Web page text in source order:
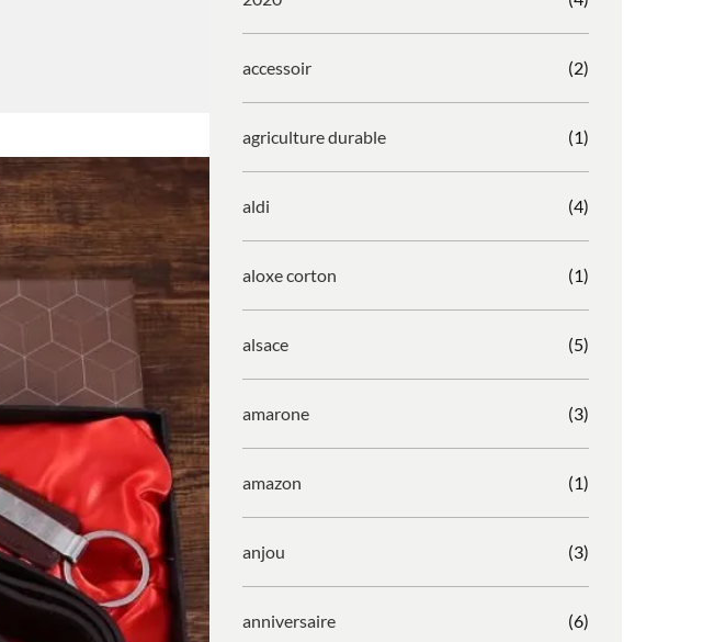
accessoir (2)
agriculture durable (1)
aldi (4)
aloxe corton (1)
alsace (5)
amarone (3)
amazon (1)
anjou (3)
anniversaire (6)